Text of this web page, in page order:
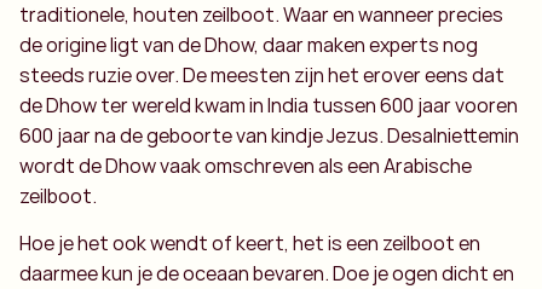
traditionele, houten zeilboot. Waar en wanneer precies
de origine ligt van de Dhow, daar maken experts nog
steeds ruzie over. De meesten zijn het erover eens dat
de Dhow ter wereld kwam in India tussen 600 jaar vooren
600 jaar na de geboorte van kindje Jezus. Desalniettemin
wordt de Dhow vaak omschreven als een Arabische
zeilboot.
Hoe je het ook wendt of keert, het is een zeilboot en
daarmee kun je de oceaan bevaren. Doe je ogen dicht en